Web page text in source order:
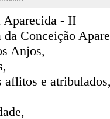
Aparecida - II
Conceição
Anjos,
aflitos e